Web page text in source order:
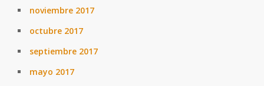
noviembre 2017
octubre 2017
septiembre 2017
mayo 2017